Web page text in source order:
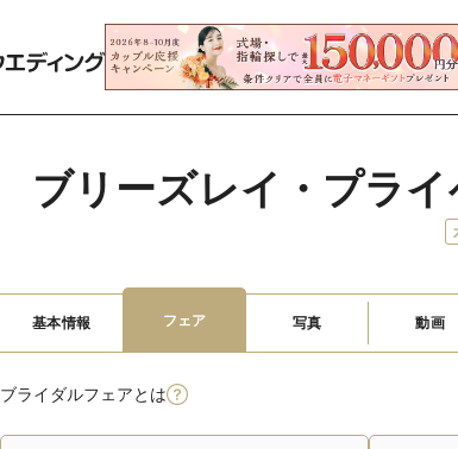
ブリーズレイ・プラ
基本情報 フェア 写真 動画
ブライダルフェアとは